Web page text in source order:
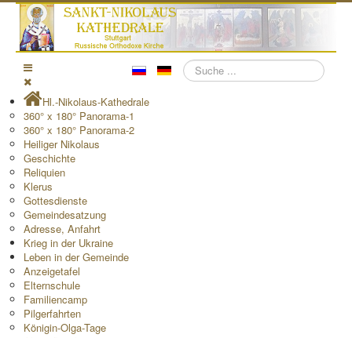
Suchen
Hl.-Nikolaus-Kathedrale
360° x 180° Panorama-1
360° x 180° Panorama-2
Heiliger Nikolaus
Geschichte
Reliquien
Klerus
Gottesdienste
Gemeindesatzung
Adresse, Anfahrt
Krieg in der Ukraine
Leben in der Gemeinde
Anzeigetafel
Elternschule
Familiencamp
Pilgerfahrten
Königin-Olga-Tage